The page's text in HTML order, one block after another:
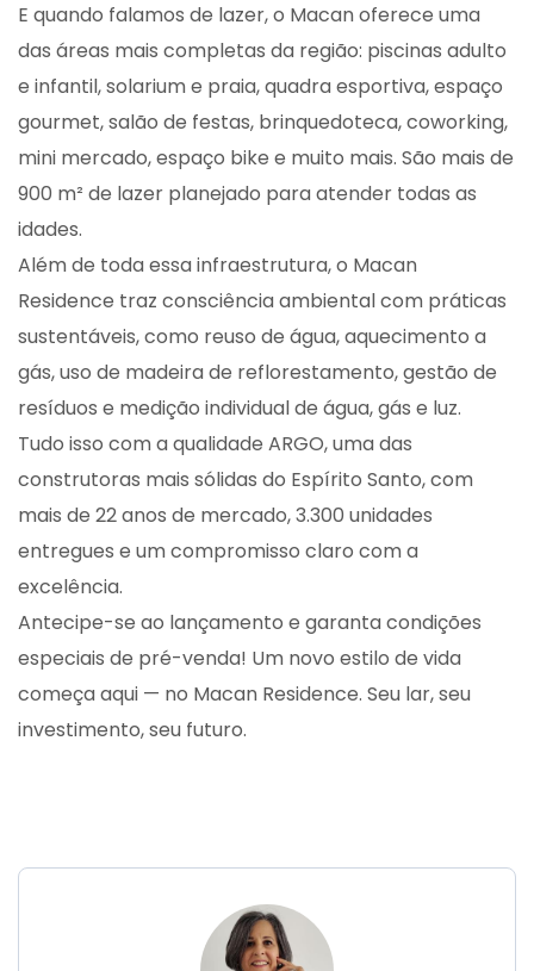
E quando falamos de lazer, o Macan oferece uma
das áreas mais completas da região: piscinas adulto
e infantil, solarium e praia, quadra esportiva, espaço
gourmet, salão de festas, brinquedoteca, coworking,
mini mercado, espaço bike e muito mais. São mais de
900 m² de lazer planejado para atender todas as
idades.
Além de toda essa infraestrutura, o Macan
Residence traz consciência ambiental com práticas
sustentáveis, como reuso de água, aquecimento a
gás, uso de madeira de reflorestamento, gestão de
resíduos e medição individual de água, gás e luz.
Tudo isso com a qualidade ARGO, uma das
construtoras mais sólidas do Espírito Santo, com
mais de 22 anos de mercado, 3.300 unidades
entregues e um compromisso claro com a
excelência.
Antecipe-se ao lançamento e garanta condições
especiais de pré-venda! Um novo estilo de vida
começa aqui — no Macan Residence. Seu lar, seu
investimento, seu futuro.